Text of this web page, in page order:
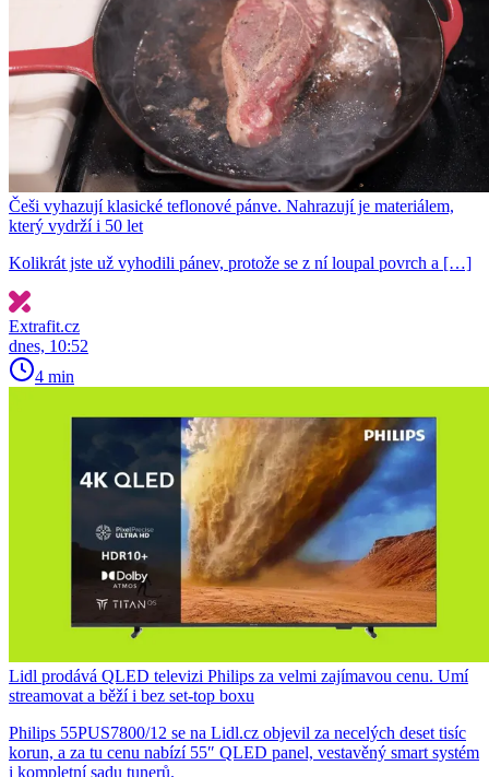
Češi vyhazují klasické teflonové pánve. Nahrazují je materiálem,
který vydrží i 50 let
Kolikrát jste už vyhodili pánev, protože se z ní loupal povrch a […]
Extrafit.cz
dnes, 10:52
4 min
Lidl prodává QLED televizi Philips za velmi zajímavou cenu. Umí
streamovat a běží i bez set-top boxu
Philips 55PUS7800/12 se na Lidl.cz objevil za necelých deset tisíc
korun, a za tu cenu nabízí 55″ QLED panel, vestavěný smart systém
i kompletní sadu tunerů.